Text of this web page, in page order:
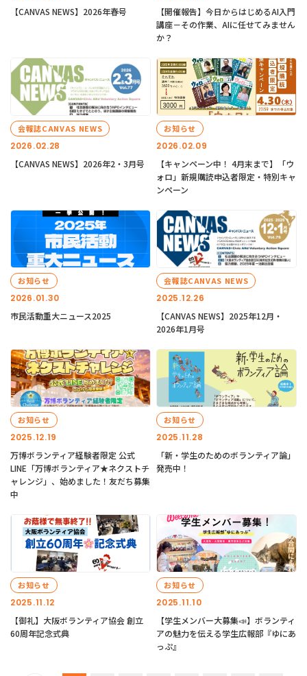
【CANVAS NEWS】2026年春号
【開催報告】今日からはじめるAI入門
講座－その作業、AIに任せてみません
か？
2026.02.28
会報誌CANVAS NEWS
【CANVAS NEWS】2026年2・3月号
2026.02.09
お知らせ
【キャンペーン中！ 4月末まで】「ウ
ォロ」新規購読申込者限定・特別キャ
ンペーン
2026.01.30
お知らせ
市民活動重大ニュース2025
2025.12.26
会報誌CANVAS NEWS
【CANVAS NEWS】2025年12月・
2026年1月号
2025.12.19
お知らせ
万博ボランティア経験者限定 公式
LINE「万博ボランティア★ネクストチ
ャレンジ」、始めました！友だち募集
中
2025.11.28
お知らせ
「新・学生のためのボランティア論」
発売中！
2025.11.12
お知らせ
【御礼】大阪ボランティア協会 創立
60周年記念式典
2025.11.10
お知らせ
【学生メンバー大募集📣】ボランティ
アの魅力を伝える学生広報部『ゆにあ
っぷ』